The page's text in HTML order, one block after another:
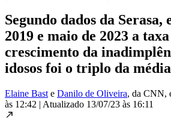
Segundo dados da Serasa,
2019 e maio de 2023 a
crescimento da
idosos foi o triplo da
Elaine Bast e Danilo de Oliveira, da CNN,
às 12:42 | Atualizado 13/07/23 às 16:11